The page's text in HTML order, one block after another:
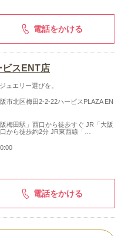
電話をかける
スENT店
ュエリー選びを。
市北区梅田2-2-22ハービスPLAZA EN
梅田駅」西口から徒歩すぐ JR「大阪
から徒歩約2分 JR東西線「…
電話をかける